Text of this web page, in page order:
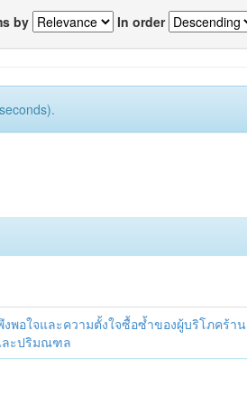
by In order
พอใจและความตั้งใจซื้อซ้ำของผู้บริโภคร้าน
ละปริมณฑล